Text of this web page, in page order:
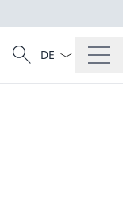
Cercare
Ricerca
Dal menu a